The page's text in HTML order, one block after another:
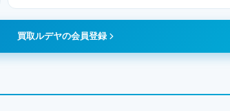
買取ルデヤの会員登録